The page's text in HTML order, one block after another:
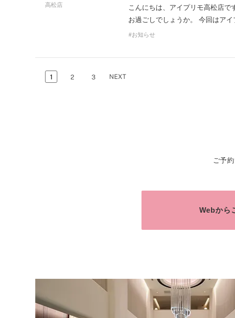
高松店
こんにちは、アイプリモ高松店
お過ごしでしょうか。 今回はア
お知らせ
1 2 3 NEXT
ご予
Webから